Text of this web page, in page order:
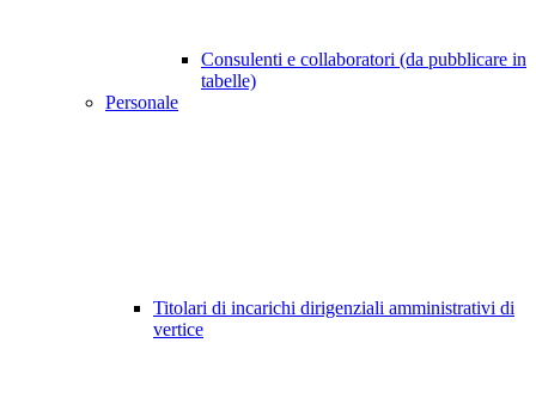
Consulenti e collaboratori (da pubblicare in
tabelle)
Personale
Titolari di incarichi dirigenziali amministrativi di
vertice